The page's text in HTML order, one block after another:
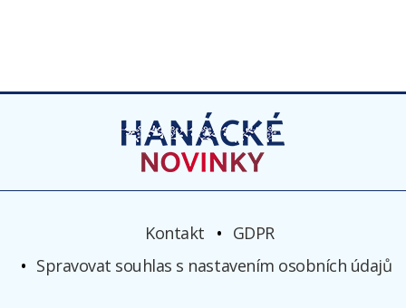
Kontakt
GDPR
Spravovat souhlas s nastavením osobních údajů